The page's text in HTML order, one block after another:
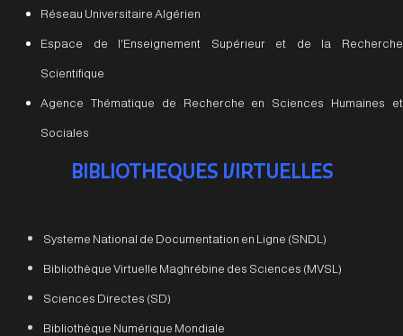
Réseau Universitaire Algérien
Espace de l'Enseignement Supérieur et de la Recherche
Scientifique
Agence Thématique de Recherche en Sciences Humaines et
Sociales
BIBLIOTHEQUES VIRTUELLES
Systeme National de Documentation en Ligne (SNDL)
Bibliothèque Virtuelle Maghrébine des Sciences (MVSL)
Sciences Directes (SD)
Bibliothèque Numérique Mondiale